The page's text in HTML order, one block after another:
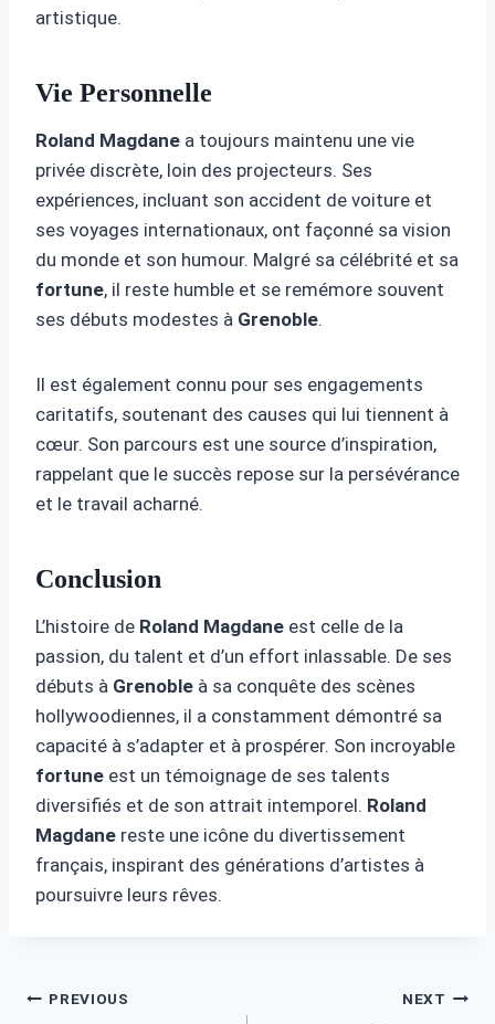
artistique.
Vie Personnelle
Roland Magdane a toujours maintenu une vie
privée discrète, loin des projecteurs. Ses
expériences, incluant son accident de voiture et
ses voyages internationaux, ont façonné sa vision
du monde et son humour. Malgré sa célébrité et sa
fortune, il reste humble et se remémore souvent
ses débuts modestes à Grenoble.
Il est également connu pour ses engagements
caritatifs, soutenant des causes qui lui tiennent à
cœur. Son parcours est une source d’inspiration,
rappelant que le succès repose sur la persévérance
et le travail acharné.
Conclusion
L’histoire de Roland Magdane est celle de la
passion, du talent et d’un effort inlassable. De ses
débuts à Grenoble à sa conquête des scènes
hollywoodiennes, il a constamment démontré sa
capacité à s’adapter et à prospérer. Son incroyable
fortune est un témoignage de ses talents
diversifiés et de son attrait intemporel. Roland
Magdane reste une icône du divertissement
français, inspirant des générations d’artistes à
poursuivre leurs rêves.
Post
PREVIOUS NEXT